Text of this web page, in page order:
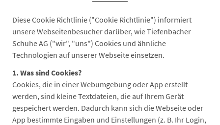
Diese Cookie Richtlinie ("Cookie Richtlinie") informiert
unsere Webseitenbesucher darüber, wie Tiefenbacher
Schuhe AG ("wir", "uns") Cookies und ähnliche
Technologien auf unserer Webseite einsetzen.
1. Was sind Cookies?
Cookies, die in einer Webumgebung oder App erstellt
werden, sind kleine Textdateien, die auf Ihrem Gerät
gespeichert werden. Dadurch kann sich die Webseite oder
App bestimmte Eingaben und Einstellungen (z. B. Ihr Login,